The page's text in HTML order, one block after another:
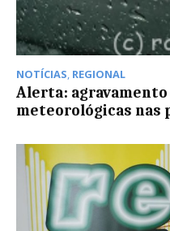
NOTÍCIAS REGIONAL
Alerta: agravamento
meteorológicas nas